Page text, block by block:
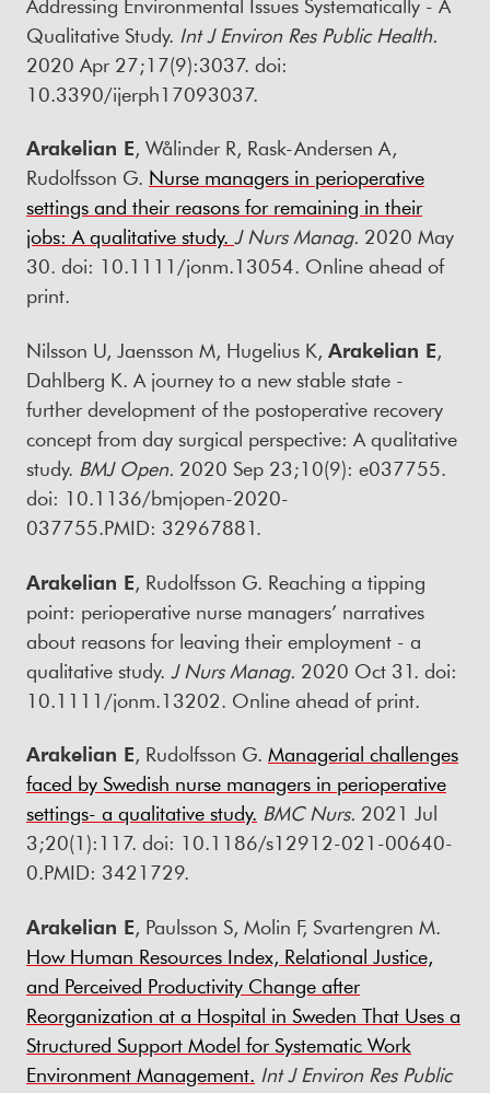
Qualitative Study. Int J Environ Res Public Health.
2020 Apr 27;17(9):3037. doi:
10.3390/ijerph17093037.
Arakelian E, Wålinder R, Rask-Andersen A,
Rudolfsson G. Nurse managers in perioperative
settings and their reasons for remaining in their
jobs: A qualitative study. J Nurs Manag. 2020 May
30. doi: 10.1111/jonm.13054. Online ahead of
print.
Nilsson U, Jaensson M, Hugelius K, Arakelian E,
Dahlberg K. A journey to a new stable state -
further development of the postoperative recovery
concept from day surgical perspective: A qualitative
study. BMJ Open. 2020 Sep 23;10(9): e037755.
doi: 10.1136/bmjopen-2020-
037755.PMID: 32967881.
Arakelian E, Rudolfsson G. Reaching a tipping
point: perioperative nurse managers’ narratives
about reasons for leaving their employment - a
qualitative study. J Nurs Manag. 2020 Oct 31. doi:
10.1111/jonm.13202. Online ahead of print.
Arakelian E, Rudolfsson G. Managerial challenges
faced by Swedish nurse managers in perioperative
settings- a qualitative study. BMC Nurs. 2021 Jul
3;20(1):117. doi: 10.1186/s12912-021-00640-
0.PMID: 3421729.
Arakelian E, Paulsson S, Molin F, Svartengren M.
How Human Resources Index, Relational Justice,
and Perceived Productivity Change after
Reorganization at a Hospital in Sweden That Uses a
Structured Support Model for Systematic Work
Environment Management. Int J Environ Res Public